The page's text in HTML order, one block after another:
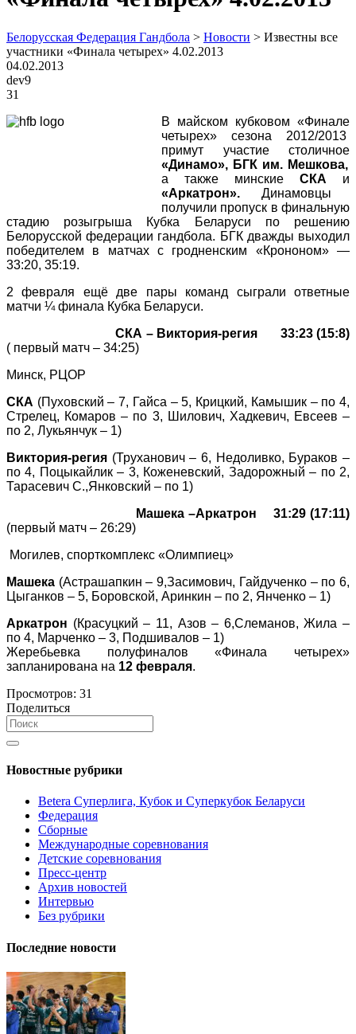
Белорусская Федерация Гандбола > Новости > Известны все
участники «Финала четырех» 4.02.2013
04.02.2013
dev9
31
В майском кубковом «Финале
четырех» сезона 2012/2013
примут участие столичное
«Динамо», БГК им. Мешкова,
а также минские СКА и
«Аркатрон». Динамовцы
получили пропуск в финальную
стадию розыгрыша Кубка Беларуси по решению
Белорусской федерации гандбола. БГК дважды выходил
победителем в матчах с гродненским «Крононом» —
33:20, 35:19.
2 февраля ещё две пары команд сыграли ответные
матчи ¼ финала Кубка Беларуси.
СКА – Виктория-регия 33:23 (15:8)
( первый матч – 34:25)
Минск, РЦОР
СКА (Пуховский – 7, Гайса – 5, Крицкий, Камышик – по 4,
Стрелец, Комаров – по 3, Шилович, Хадкевич, Евсеев –
по 2, Лукьянчук – 1)
Виктория-регия (Труханович – 6, Недоливко, Бураков –
по 4, Поцыкайлик – 3, Коженевский, Задорожный – по 2,
Тарасевич С.,Янковский – по 1)
Машека –Аркатрон 31:29 (17:11)
(первый матч – 26:29)
Могилев, спорткомплекс «Олимпиец»
Машека (Астрашапкин – 9,Засимович, Гайдученко – по 6,
Цыганков – 5, Боровской, Аринкин – по 2, Янченко – 1)
Аркатрон (Красуцкий – 11, Азов – 6,Слеманов, Жила –
по 4, Марченко – 3, Подшивалов – 1)
Жеребьевка полуфиналов «Финала четырех»
запланирована на 12 февраля.
Просмотров: 31
Поделиться
Новостные рубрики
Betera Суперлига, Кубок и Суперкубок Беларуси
Федерация
Сборные
Международные соревнования
Детские соревнования
Пресс-центр
Архив новостей
Интервью
Без рубрики
Последние новости